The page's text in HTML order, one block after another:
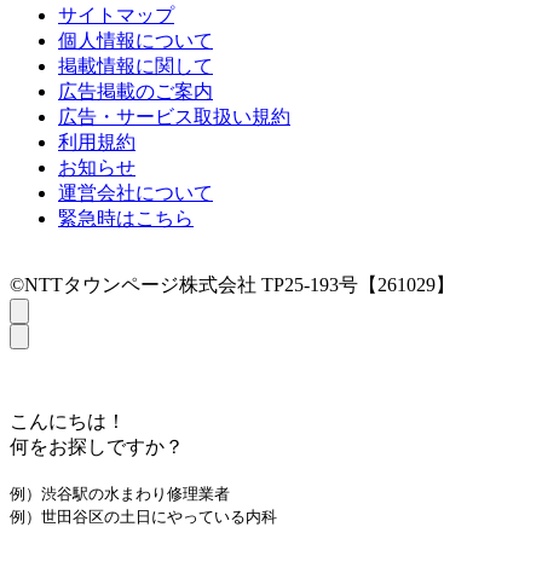
サイトマップ
個人情報について
掲載情報に関して
広告掲載のご案内
広告・サービス取扱い規約
利用規約
お知らせ
運営会社について
緊急時はこちら
©NTTタウンページ株式会社 TP25-193号【261029】
こんにちは！
何をお探しですか？
例）渋谷駅の水まわり修理業者
例）世田谷区の土日にやっている内科